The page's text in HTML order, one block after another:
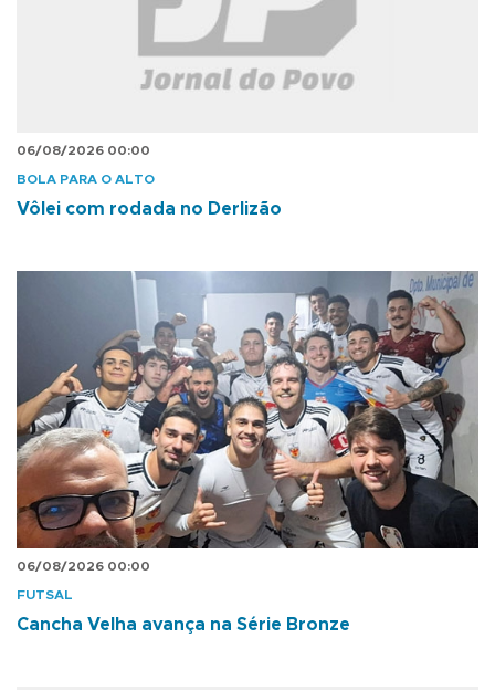
06/08/2026 00:00
BOLA PARA O ALTO
Vôlei com rodada no Derlizão
06/08/2026 00:00
FUTSAL
Cancha Velha avança na Série Bronze